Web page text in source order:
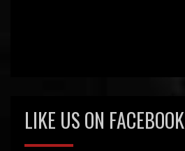
LIKE US ON FACEBOOK